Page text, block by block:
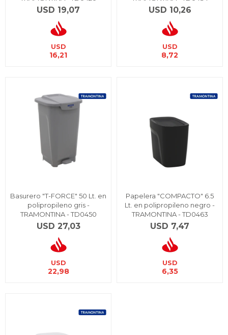
USD 19,07
USD
16,21
USD 10,26
USD
8,72
Basurero "T-FORCE" 50 Lt. en
polipropileno gris -
TRAMONTINA - TD0450
USD 27,03
USD
22,98
Papelera "COMPACTO" 6.5
Lt. en polipropileno negro -
TRAMONTINA - TD0463
USD 7,47
USD
6,35